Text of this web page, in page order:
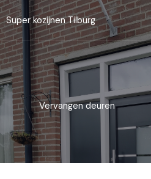
Ga
naar
de
inhoud
Super kozijnen Tilburg
Vervangen deuren